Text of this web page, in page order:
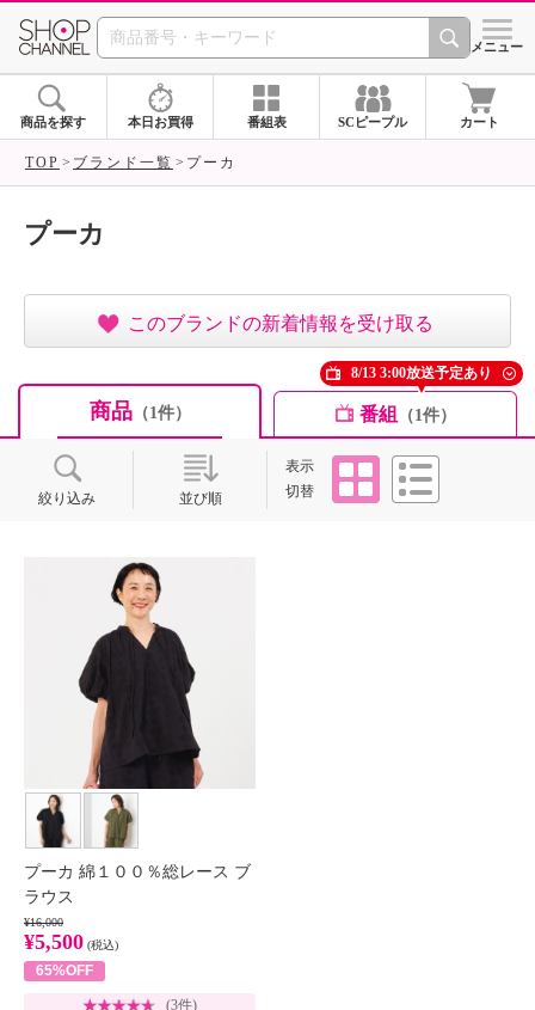
SHOP CHANNEL ショッ
メニュー
商品を探す 本日お買得 番組表 SCピープル カート
TOP ブランド一覧 プーカ
プーカ
このブランドの新着情報を受け取る
商品（1件） 番組 （1件）
8/13 3:00放送予定あり
絞り込み 並び順
表示
切替
タイル
プーカ 綿１００％総レース ブ
ラウス
¥16,000
¥5,500 (税込)
65%OFF
(3件)